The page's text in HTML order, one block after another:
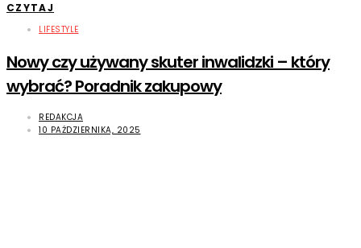
CZYTAJ
LIFESTYLE
Nowy czy używany skuter inwalidzki – który
wybrać? Poradnik zakupowy
REDAKCJA
10 PAŹDZIERNIKA, 2025